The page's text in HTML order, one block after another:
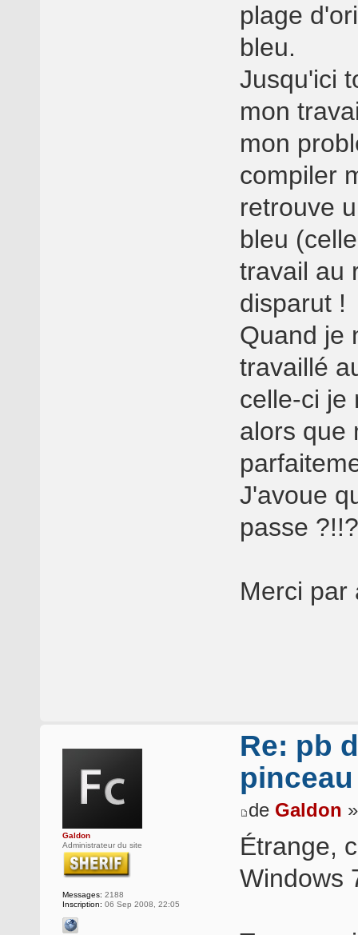
plage
bleu.
Jusqu'ici
mon
mon
compiler
retrouve
bleu
travail au
disparut !
Quand je
travaillé
celle-ci je
alors que
J'avoue
passe
Merci par
Galdon
Administrateur du site
Messages: 2188
Inscription: 06 Sep 2008, 22:05
Re: pb
pinceau
de Galdon
Étrange,
Windows